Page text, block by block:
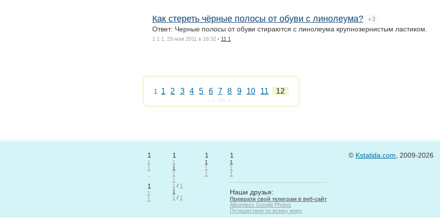
Как стереть чёрные полосы от обуви с линолеума? +3
Ответ: Черные полосы от обуви стираются с линолеума крупнозернистым ластиком.
1 1 1, 29 мая 2011 в 18:32 • 11 1
1 1 2 3 4 5 6 7 8 9 10 11 12
↑ ← Ctrl → ↓
1
1
1
1
1
1
1
1
1
1
1
1 / 1
1
1 / 1
1
1
1
1
1
1
1
1
Наши друзья:
Преврати свой телеграм в веб-сайт
Albumless Google Photos
Путешествия по всему миру
© Kstatida.com , 2009-2026